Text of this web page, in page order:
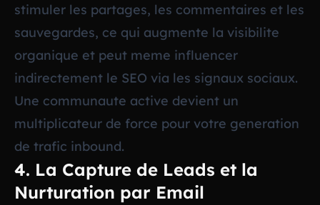
stimuler les partages, les commentaires et les
sauvegardes, ce qui augmente la visibilite
organique et peut meme influencer
indirectement le SEO via les signaux sociaux.
Une communaute active devient un
multiplicateur de force pour votre generation
de trafic inbound.
4. La Capture de Leads et la
Nurturation par Email